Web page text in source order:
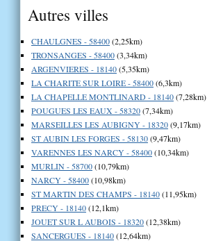
Autres villes
CHAULGNES - 58400(2,25km)
TRONSANGES - 58400(3,34km)
ARGENVIERES - 18140(5,35km)
LA CHARITE SUR LOIRE - 58400(6,3km)
LA CHAPELLE MONTLINARD - 18140(7,28km)
POUGUES LES EAUX - 58320(7,34km)
MARSEILLES LES AUBIGNY - 18320(9,17km)
ST AUBIN LES FORGES - 58130(9,47km)
VARENNES LES NARCY - 58400(10,34km)
MURLIN - 58700(10,79km)
NARCY - 58400(10,98km)
ST MARTIN DES CHAMPS - 18140(11,95km)
PRECY - 18140(12,1km)
JOUET SUR L AUBOIS - 18320(12,38km)
SANCERGUES - 18140(12,64km)